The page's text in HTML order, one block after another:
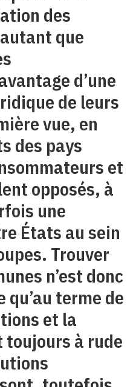
des
que
d’une
de leurs
vue, en
des pays
et
opposés, à
une
États au sein
Trouver
n’est donc
terme de
et la
à rude